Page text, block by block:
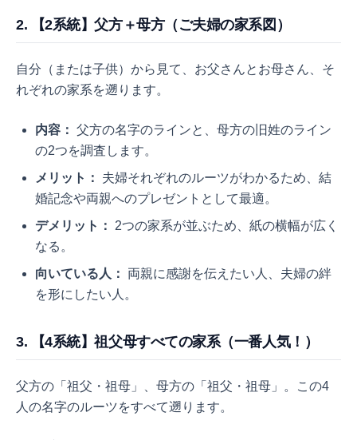
2. 【2系統】父方＋母方（ご夫婦の家系図）
自分（または子供）から見て、お父さんとお母さん、そ
れぞれの家系を遡ります。
内容： 父方の名字のラインと、母方の旧姓のライン
の2つを調査します。
メリット：
夫婦それぞれのルーツがわかるため、結
婚記念や両親へのプレゼントとして最適。
デメリット：
2つの家系が並ぶため、紙の横幅が広く
なる。
向いている人：
両親に感謝を伝えたい人、夫婦の絆
を形にしたい人。
3. 【4系統】祖父母すべての家系（一番人気！）
父方の「祖父・祖母」、母方の「祖父・祖母」。この4
人の名字のルーツをすべて遡ります。